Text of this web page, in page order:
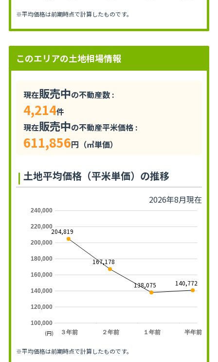
※平均価格は前期時点で計算したものです。
このエリアの土地相場情報
現在販売中の不動産数 :
4,214件
現在販売中の不動産平米価格 :
611,856円（㎡単価）
土地平均価格（平米単価）の推移
2026年8月現在
３年前 ２年前 １年前 半年前
100,000
120,000
140,000
160,000
180,000
200,000
220,000
240,000
204,819
167,178
138,075 140,772
(円)
※平均価格は前期時点で計算したものです。